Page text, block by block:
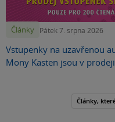
Články Pátek 7. srpna 2026
Vstupenky na uzavřenou
Mony Kasten jsou v
Články,